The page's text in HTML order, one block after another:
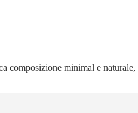
minimal e naturale,